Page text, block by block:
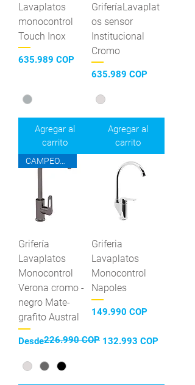
Lavaplatos
monocontrol
Touch Inox
Precio
635.989 COP
Agregar al
carrito
GriferíaLavaplat
os sensor
Institucional
Cromo
Precio
635.989 COP
Agregar al
carrito
Grifería
Lavaplatos
Monocontrol
Verona cromo -
negro Mate-
grafito Austral
Desde
Precio226.990 COP 132.993 COP
Precio de oferta
Griferia
Lavaplatos
Monocontrol
Napoles
Precio
149.990 COP